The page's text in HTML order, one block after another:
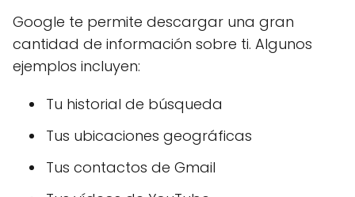
Google te permite descargar una gran
cantidad de información sobre ti. Algunos
ejemplos incluyen:
Tu historial de búsqueda
Tus ubicaciones geográficas
Tus contactos de Gmail